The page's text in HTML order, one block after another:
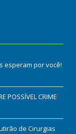
esperam por você!
POSSÍVEL CRIME
de Cirurgias